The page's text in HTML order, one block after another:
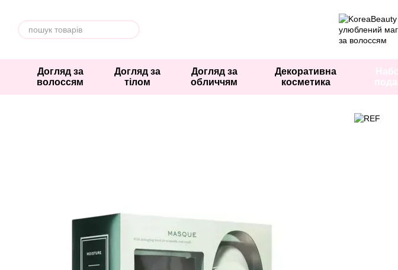
Догляд за
волоссям
Догляд за
тілом
Догляд за
обличчям
Декоративна
косметика